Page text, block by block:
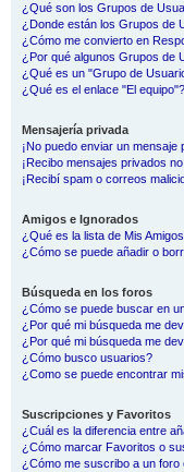
¿Qué son los Grupos de
¿Donde están los Grupos de
¿Cómo me convierto en
¿Por qué algunos Grupos de
¿Qué es un "Grupo de
¿Qué es el enlace "El equipo"?
Mensajería privada
¡No puedo enviar un mensaje
¡Recibo mensajes privados
¡Recibí spam o correos
Amigos e Ignorados
¿Qué es la lista de Mis
¿Cómo se puede añadir o
Búsqueda en los foros
¿Cómo se puede buscar en
¿Por qué mi búsqueda me
¿Por qué mi búsqueda me
¿Cómo busco usuarios?
¿Como se puede encontrar
Suscripciones y Favoritos
¿Cuál es la diferencia entre
¿Cómo marcar Favoritos o
¿Cómo me suscribo a un foro